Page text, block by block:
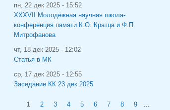
пн, 22 дек 2025 - 15:52
XXXVII Молодёжная научная школа-
конференция памяти К.О. Кратца и Ф.П.
Митрофанова
чт, 18 дек 2025 - 12:02
Статья в МК
ср, 17 дек 2025 - 12:55
Заседание КК 23 дек 2025
Страницы
1 2 3 4 5 6 7 8 9